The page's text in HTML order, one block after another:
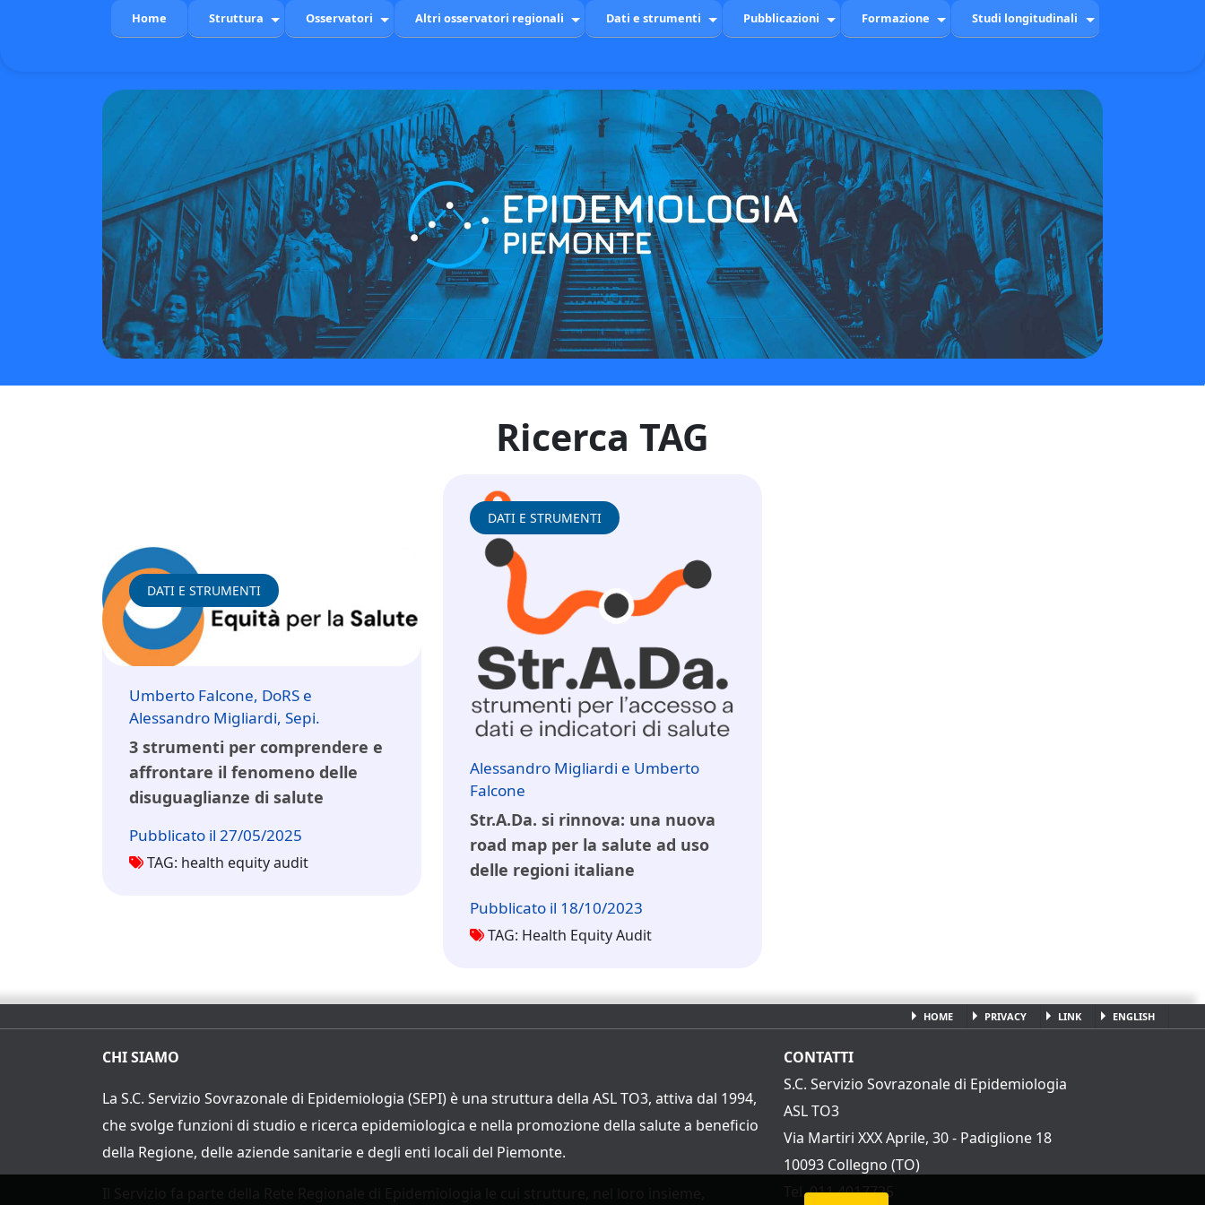
Home Struttura Osservatori Altri osservatori regionali Dati e strumenti Pubblicazioni Formazione Studi longitudinali
Ricerca TAG
DATI E STRUMENTI
Umberto Falcone, DoRS e
Alessandro Migliardi, Sepi.
3 strumenti per comprendere e
affrontare il fenomeno delle
disuguaglianze di salute
Pubblicato il 27/05/2025
TAG: health equity audit
DATI E STRUMENTI
Alessandro Migliardi e Umberto
Falcone
Str.A.Da. si rinnova: una nuova
road map per la salute ad uso
delle regioni italiane
Pubblicato il 18/10/2023
TAG: Health Equity Audit
HOME PRIVACY LINK ENGLISH
CHI SIAMO
La S.C. Servizio Sovrazonale di Epidemiologia (SEPI) è una struttura della ASL TO3, attiva dal 1994,
che svolge funzioni di studio e ricerca epidemiologica e nella promozione della salute a beneficio
della Regione, delle aziende sanitarie e degli enti locali del Piemonte.
CONTATTI
S.C. Servizio Sovrazonale di Epidemiologia
ASL TO3
Via Martiri XXX Aprile, 30 - Padiglione 18
10093 Collegno (TO)
Tel. 011 4017725